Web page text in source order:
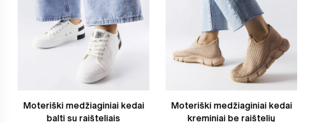
Moteriški medžiaginiai kedai
balti su raišteliais
Moteriški medžiaginiai kedai
kreminiai be raištelių